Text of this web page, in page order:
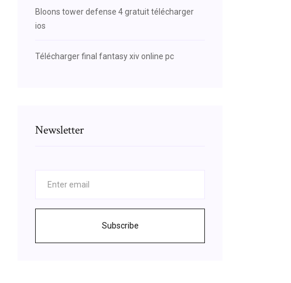
Bloons tower defense 4 gratuit télécharger
ios
Télécharger final fantasy xiv online pc
Newsletter
Subscribe